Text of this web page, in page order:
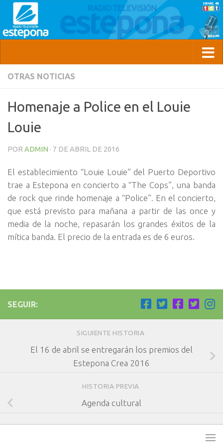
OTRAS NOTICIAS
Homenaje a Police en el Louie
Louie
POR ADMIN · 7 DE ABRIL DE 2016
El establecimiento “Louie Louie” del Puerto Deportivo
trae a Estepona en concierto a “The Cops”, una banda
de rock que rinde homenaje a “Police”. En el concierto,
que está previsto para mañana a partir de las once y
media de la noche, repasarán los grandes éxitos de la
mítica banda. El precio de la entrada es de 6 euros.
SEGUIR:
SIGUIENTE HISTORIA
El 16 de abril se entregarán los premios del
Estepona Crea 2016
HISTORIA PREVIA
Agenda cultural